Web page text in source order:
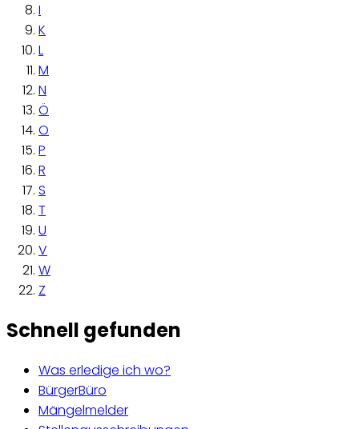
I
K
L
M
N
Ö
O
P
R
S
T
U
V
W
Z
Schnell gefunden
Was erledige ich wo?
BürgerBüro
Mängelmelder